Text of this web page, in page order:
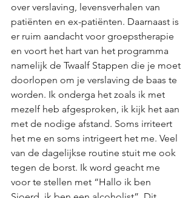
over verslaving, levensverhalen van
patiënten en ex-patiënten. Daarnaast is
er ruim aandacht voor groepstherapie
en voort het hart van het programma
namelijk de Twaalf Stappen die je moet
doorlopen om je verslaving de baas te
worden. Ik onderga het zoals ik met
mezelf heb afgesproken, ik kijk het aan
met de nodige afstand. Soms irriteert
het me en soms intrigeert het me. Veel
van de dagelijkse routine stuit me ook
tegen de borst. Ik word geacht me
voor te stellen met “Hallo ik ben